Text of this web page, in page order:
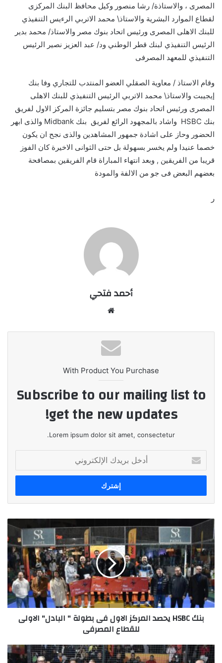
المصرى ، والاستاذة/ رشا منصور وكيل محافظ البنك المركزى
لقطاع الموارد البشرية والاستاذ\ محمد الاتربي الرءيس التنفيذي
للبنك الاهلى المصرى ورئيس اتحاد بنوك مصر والاستاذ/ محمد بدير
الرئيس التنفيذي لبنك قطر الوطني ود/ عبد العزيز نصير الرئيس
التنفيذي للمعهد المصرفى
وقام الاستاذ / معاوية الصقلي العضو المنتدب للتجاري وفا بنك
إيجيبت والاستاذ\ محمد الاتربي الرئيس التنفيذي للبنك الاهلى
المصرى ورئيس اتحاد بنوك مصر بتسليم جائزة المركز الاول لفريق
بنك HSBC واشاد بالمجهود الرائع لفريق بنك Midbank والذى ابهر
الحضور وحاز على اشادة جمهور المشاهدين والذى نجح ان يكون
خصما عنيدا ولم يخسر بسهولة بل حتى الثوانى الاخيرة كان الفوز
قريبا من الفريقين , وبعد انتهاء المباراة قام الفريقين بمصافحة
بعضهم البعض فى جو من الالفة والمودة
ر
أحمد فتحي
With Product You Purchase
Subscribe to our mailing list to
get the new updates!
Lorem ipsum dolor sit amet, consectetur.
بريدك
الإلكتروني
بنك
HSBC
يحصد
المركز
الاول
فى
بطولة
"
البادل"
الاولى
بنك HSBC يحصد المركز الاول فى بطولة " البادل" الاولى
للقطاع المصرفى
“ليلى
احمد